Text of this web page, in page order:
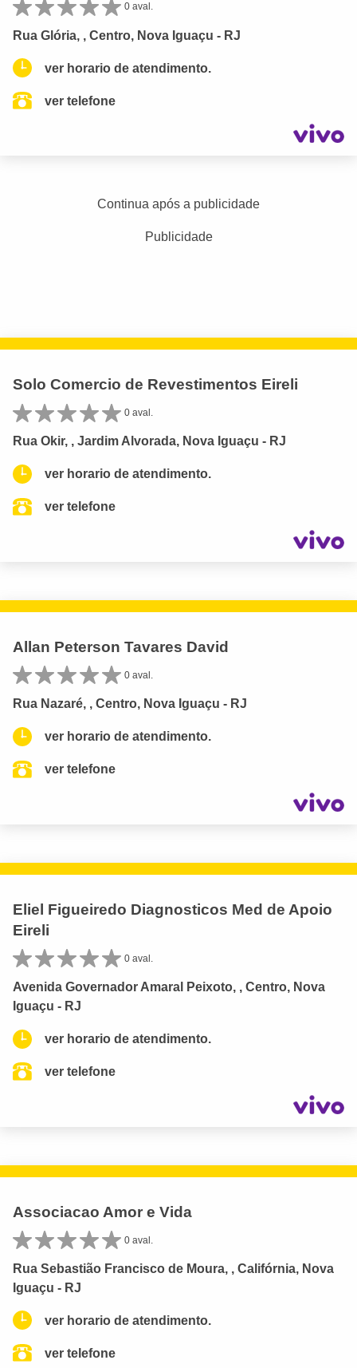
0 aval.
Rua Glória, , Centro, Nova Iguaçu - RJ
ver horario de atendimento.
ver telefone
Continua após a publicidade
Publicidade
Solo Comercio de Revestimentos Eireli
0 aval.
Rua Okir, , Jardim Alvorada, Nova Iguaçu - RJ
ver horario de atendimento.
ver telefone
Allan Peterson Tavares David
0 aval.
Rua Nazaré, , Centro, Nova Iguaçu - RJ
ver horario de atendimento.
ver telefone
Eliel Figueiredo Diagnosticos Med de Apoio
Eireli
0 aval.
Avenida Governador Amaral Peixoto, , Centro, Nova
Iguaçu - RJ
ver horario de atendimento.
ver telefone
Associacao Amor e Vida
0 aval.
Rua Sebastião Francisco de Moura, , Califórnia, Nova
Iguaçu - RJ
ver horario de atendimento.
ver telefone